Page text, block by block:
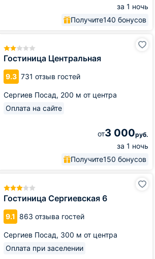
за 1 ночь
Получите140 бонусов
Гостиница Центральная
9.3 731 отзыв гостей
Сергиев Посад, 200 м от центра
Оплата на сайте
от3 000руб.
за 1 ночь
Получите150 бонусов
Гостиница Сергиевская 6
9.1 863 отзыва гостей
Сергиев Посад, 300 м от центра
Оплата при заселении